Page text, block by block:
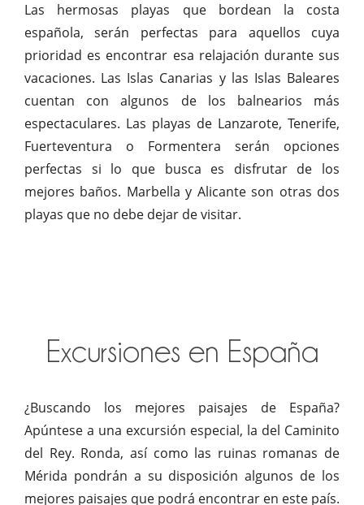
Las hermosas playas que bordean la costa
española, serán perfectas para aquellos cuya
prioridad es encontrar esa relajación durante sus
vacaciones. Las Islas Canarias y las Islas Baleares
cuentan con algunos de los balnearios más
espectaculares. Las playas de Lanzarote, Tenerife,
Fuerteventura o Formentera serán opciones
perfectas si lo que busca es disfrutar de los
mejores baños. Marbella y Alicante son otras dos
playas que no debe dejar de visitar.
Excursiones en España
¿Buscando los mejores paisajes de España?
Apúntese a una excursión especial, la del Caminito
del Rey. Ronda, así como las ruinas romanas de
Mérida pondrán a su disposición algunos de los
mejores paisajes que podrá encontrar en este país.